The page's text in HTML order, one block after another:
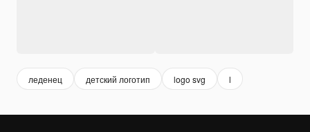
леденец детский логотип logo svg l